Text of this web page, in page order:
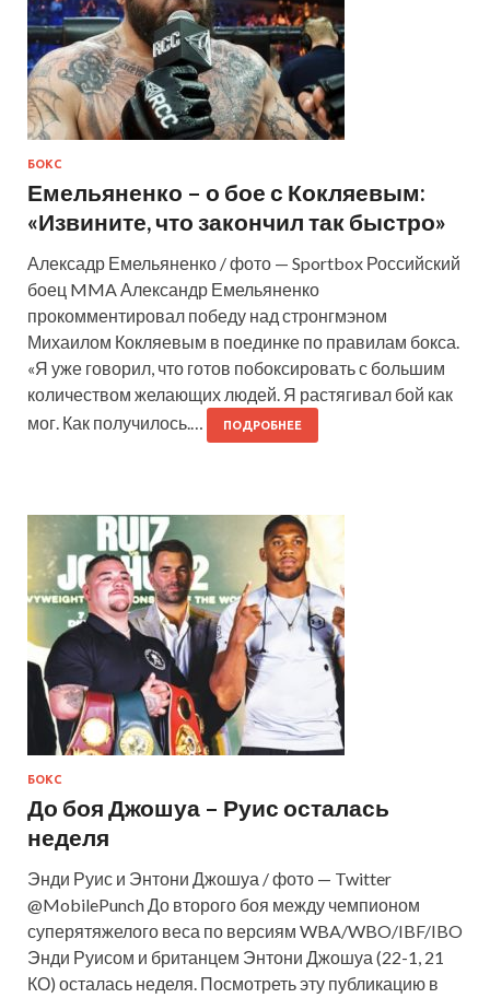
БОКС
Емельяненко – о бое с Кокляевым:
«Извините, что закончил так быстро»
Алексадр Емельяненко / фото — Sportbox Российский
боец MMA Александр Емельяненко
прокомментировал победу над стронгмэном
Михаилом Кокляевым в поединке по правилам бокса.
«Я уже говорил, что готов побоксировать с большим
количеством желающих людей. Я растягивал бой как
мог. Как получилось.…
ПОДРОБНЕЕ
БОКС
До боя Джошуа – Руис осталась
неделя
Энди Руис и Энтони Джошуа / фото — Twitter
@MobilePunch До второго боя между чемпионом
суперятяжелого веса по версиям WBA/WBO/IBF/IBO
Энди Руисом и британцем Энтони Джошуа (22-1, 21
КО) осталась неделя. Посмотреть эту публикацию в